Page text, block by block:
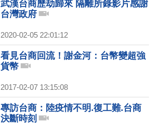
武漢台商歷劫歸來 隔離所錄影片感謝
台灣政府
2020-02-05 22:01:12
看見台商回流！謝金河：台幣變超強
貨幣
2017-02-07 13:15:08
專訪台商：陸疫情不明.復工難.台商
決斷時刻